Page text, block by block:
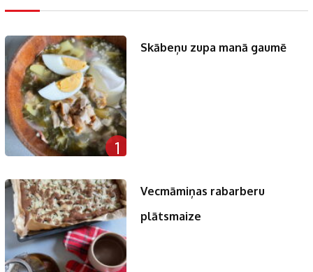
1
Skābeņu zupa manā gaumē
Vecmāmiņas rabarberu
plātsmaize